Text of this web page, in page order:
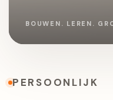
PERSOONLIJK